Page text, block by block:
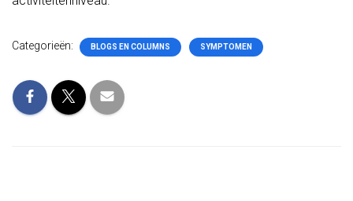
Categorieën: BLOGS EN COLUMNS SYMPTOMEN